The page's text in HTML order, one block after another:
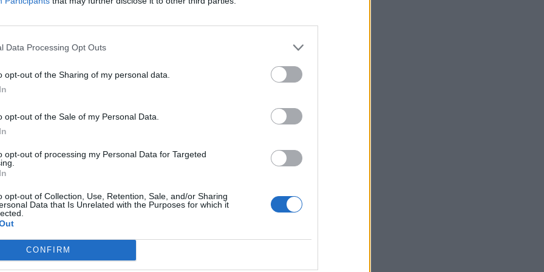
Data Processing Opt Outs
opt-out of the Sharing of my personal data.
opt-out of the Sale of my Personal Data.
opt-out of processing my Personal Data for Targeted
opt-out of Collection, Use, Retention, Sale, and/or Sharing
Data that Is Unrelated with the Purposes for which it
CONFIRM
ο 56χρονος, ένιωσε αδιαθεσία την ώρα του
να “πάρει αέρα” ωστόσο υπέστη καρδιακή ανακοπή.
και πολλές προσπάθειες καρδιοαναπνευστικής
δεν κατάφερε να κρατηθεί στη ζωή.
ποτέ
πλατφόρμα ΑΙ που
αλλάζει τα δεδομένα